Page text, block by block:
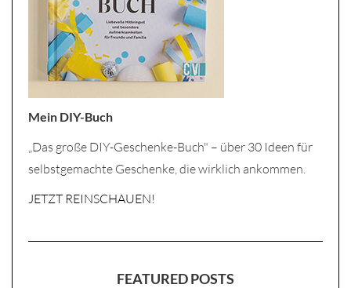
Mein DIY-Buch
„Das große DIY-Geschenke-Buch" – über 30 Ideen für
selbstgemachte Geschenke, die wirklich ankommen.
JETZT REINSCHAUEN!
FEATURED POSTS